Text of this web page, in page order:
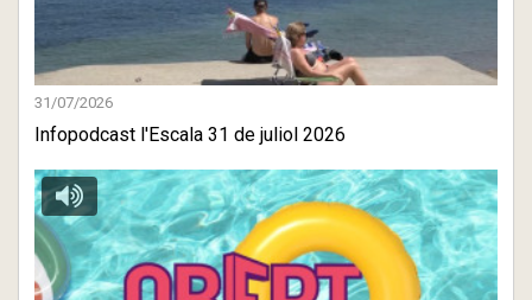
31/07/2026
Infopodcast l'Escala 31 de juliol 2026